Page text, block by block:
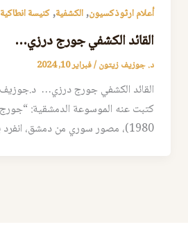
أعلام ارثوذكسيون,الكشفية,كنيسة انطاكية
القائد الكشفي جورج درزي…
د. جوزيف زيتون/فبراير 10, 2024
1980)، مصور سوري من دمشق، انفرد بتصوير رؤساء […]